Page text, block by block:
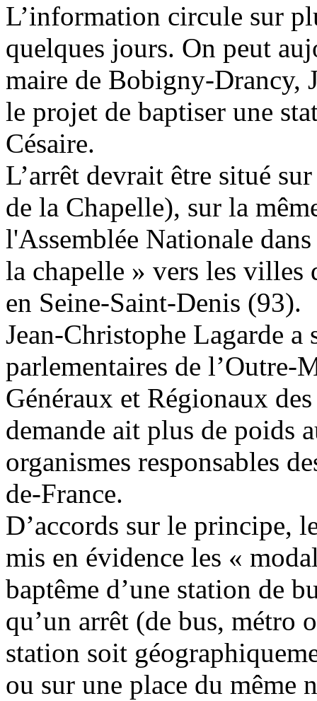
L’information circule sur
quelques jours. On peut
maire de Bobigny-Drancy,
le projet de baptiser une
Césaire.
L’arrêt devrait être situé
de la Chapelle), sur la
l'Assemblée Nationale
la chapelle » vers les
en Seine-Saint-Denis (93).
Jean-Christophe Lagarde
parlementaires de l’Outre-
Généraux et Régionaux
demande ait plus de poids
organismes responsables
de-France.
D’accords sur le principe,
mis en évidence les «
baptême d’une station de
qu’un arrêt (de bus, métro
station soit
ou sur une place du même